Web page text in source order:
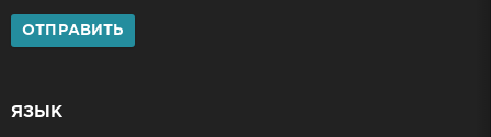
ОТПРАВИТЬ
ЯЗЫК